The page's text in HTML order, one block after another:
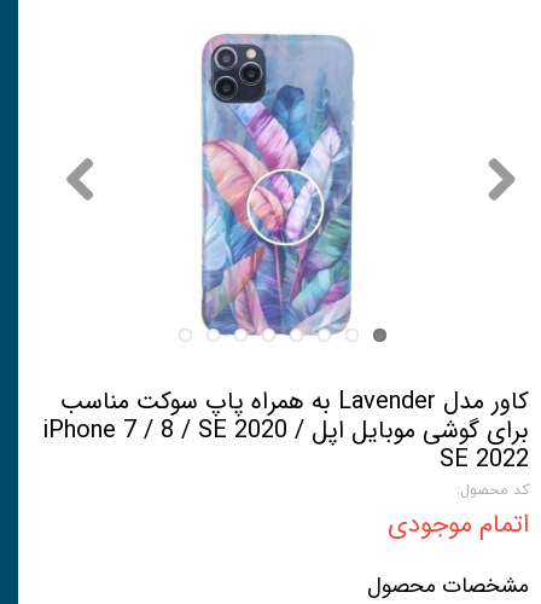
کاور مدل Lavender به همراه پاپ سوکت مناسب
برای گوشی موبایل اپل iPhone 7 / 8 / SE 2020 /
SE 2022
کد محصول:
اتمام موجودی
مشخصات محصول